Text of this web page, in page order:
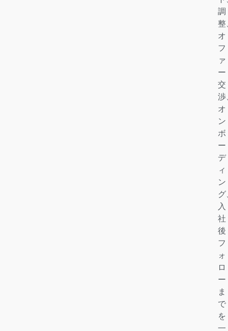
調
整
オ
フ
ァ
ー
交
渉
オ
ン
ボ
ー
デ
ィ
ン
グ
入
社
後
フ
ォ
ロ
ー
ま
で
を
一